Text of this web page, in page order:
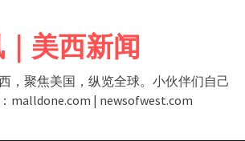
美西新闻
，聚焦美国，纵览全球。小伙伴们自己
malldone.com | newsofwest.com